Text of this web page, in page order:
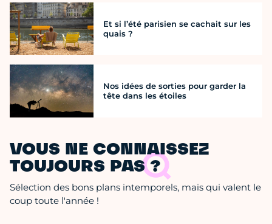
Et si l’été parisien se cachait sur les
quais ?
Nos idées de sorties pour garder la
tête dans les étoiles
VOUS NE CONNAISSEZ
TOUJOURS PAS ?
Sélection des bons plans intemporels, mais qui valent le
coup toute l'année !